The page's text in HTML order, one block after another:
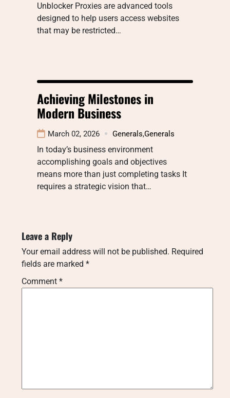
Unblocker Proxies are advanced tools
designed to help users access websites
that may be restricted…
Achieving Milestones in
Modern Business
March 02, 2026 Generals,Generals
In today’s business environment
accomplishing goals and objectives
means more than just completing tasks It
requires a strategic vision that…
Leave a Reply
Your email address will not be published. Required
fields are marked *
Comment *